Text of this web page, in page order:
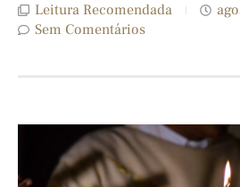
Leitura Recomendada
Sem Comentários